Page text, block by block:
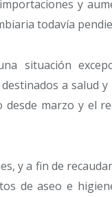
y
todavía
situación
a salud
marzo y el
y a fin de
de aseo e